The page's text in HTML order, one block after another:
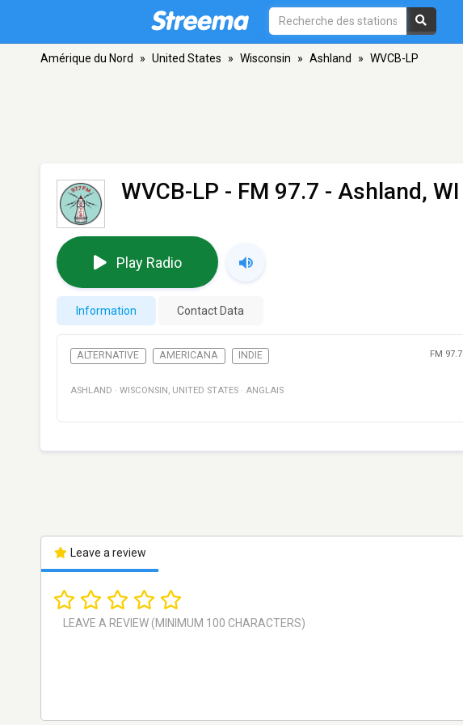
Amérique du Nord » United States » Wisconsin » Ashland » WVCB-LP
WVCB-LP - FM 97.7 - Ashland, WI
Play Radio
Information Contact Data
ALTERNATIVE AMERICANA INDIE FM 97.7
ASHLAND · WISCONSIN , UNITED STATES · ANGLAIS
Leave a review